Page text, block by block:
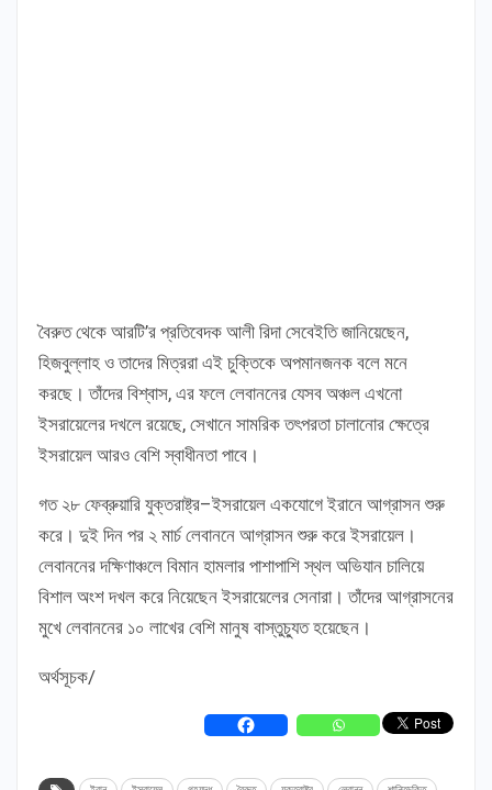
বৈরুত থেকে আরটি’র প্রতিবেদক আলী রিদা সেবেইতি জানিয়েছেন,
হিজবুল্লাহ ও তাদের মিত্ররা এই চুক্তিকে অপমানজনক বলে মনে
করছে। তাঁদের বিশ্বাস, এর ফলে লেবাননের যেসব অঞ্চল এখনো
ইসরায়েলের দখলে রয়েছে, সেখানে সামরিক তৎপরতা চালানোর ক্ষেত্রে
ইসরায়েল আরও বেশি স্বাধীনতা পাবে।
গত ২৮ ফেব্রুয়ারি যুক্তরাষ্ট্র–ইসরায়েল একযোগে ইরানে আগ্রাসন শুরু
করে। দুই দিন পর ২ মার্চ লেবাননে আগ্রাসন শুরু করে ইসরায়েল।
লেবাননের দক্ষিণাঞ্চলে বিমান হামলার পাশাপাশি স্থল অভিযান চালিয়ে
বিশাল অংশ দখল করে নিয়েছেন ইসরায়েলের সেনারা। তাঁদের আগ্রাসনের
মুখে লেবাননের ১০ লাখের বেশি মানুষ বাস্তুচ্যুত হয়েছেন।
অর্থসূচক/